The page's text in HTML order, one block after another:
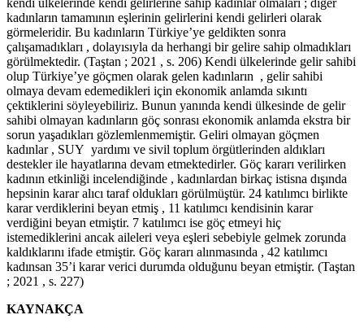
kadınların tamamının eşlerinin gelirlerini kendi gelirleri olarak
görmeleridir. Bu kadınların Türkiye’ye geldikten sonra
çalışamadıkları , dolayısıyla da herhangi bir gelire sahip olmadıkları
görülmektedir. (Taştan ; 2021 , s. 206) Kendi ülkelerinde gelir sahibi
olup Türkiye’ye göçmen olarak gelen kadınların , gelir sahibi
olmaya devam edemedikleri için ekonomik anlamda sıkıntı
çektiklerini söyleyebiliriz. Bunun yanında kendi ülkesinde de gelir
sahibi olmayan kadınların göç sonrası ekonomik anlamda ekstra bir
sorun yaşadıkları gözlemlenmemiştir. Geliri olmayan göçmen
kadınlar , SUY yardımı ve sivil toplum örgütlerinden aldıkları
destekler ile hayatlarına devam etmektedirler. Göç kararı verilirken
kadının etkinliği incelendiğinde , kadınlardan birkaç istisna dışında
hepsinin karar alıcı taraf oldukları görülmüştür. 24 katılımcı birlikte
karar verdiklerini beyan etmiş , 11 katılımcı kendisinin karar
verdiğini beyan etmiştir. 7 katılımcı ise göç etmeyi hiç
istemediklerini ancak aileleri veya eşleri sebebiyle gelmek zorunda
kaldıklarını ifade etmiştir. Göç kararı alınmasında , 42 katılımcı
kadınsan 35’i karar verici durumda olduğunu beyan etmiştir. (Taştan
; 2021 , s. 227)
KAYNAKÇA